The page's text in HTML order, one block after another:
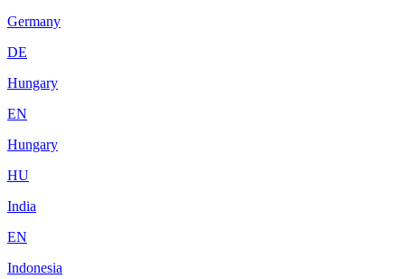
Germany
DE
Hungary
EN
Hungary
HU
India
EN
Indonesia